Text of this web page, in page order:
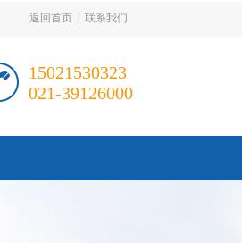
返回首页 联系我们
15021530323
021-39126000